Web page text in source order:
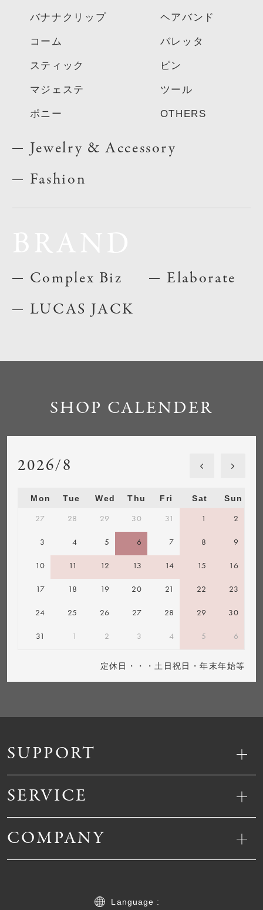
バナナクリップ
コーム
スティック
マジェステ
ポニー
ヘアバンド
バレッタ
ピン
ツール
OTHERS
Jewelry & Accessory
Fashion
Complex Biz
LUCAS JACK
Elaborate
SUPPORT
SERVICE
COMPANY
Language :
SHOP CALENDER
2026/8
Mon Tue Wed Thu Fri Sat Sun
27 28 29 30 31 1 2
3 4 5 6 7 8 9
10 11 12 13 14 15 16
17 18 19 20 21 22 23
24 25 26 27 28 29 30
31 1 2 3 4 5 6
定休日・・・土日祝日・年末年始等